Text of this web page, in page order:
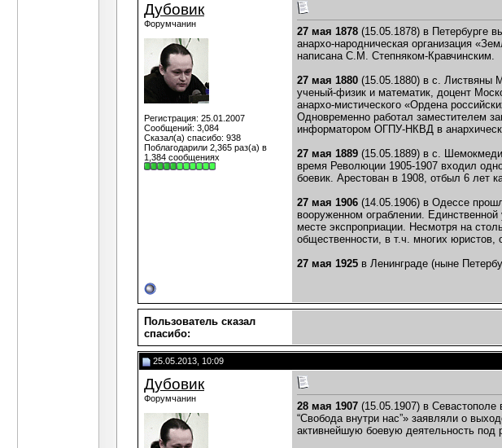
Дубовик
Форумчанин
Регистрация: 25.01.2007
Сообщений: 3,084
Сказал(а) спасибо: 938
Поблагодарили 2,365 раз(а) в
1,384 сообщениях
27 мая 1878 (15.05.1878) в Петербурге
анархо-народническая организация
написана С.М. Степняком-Кравчинским.
27 мая 1880 (15.05.1880) в с. Листвяны
ученый-физик и математик, доцент
анархо-мистического «Ордена
Одновременно работал заместителем
информатором ОГПУ-НКВД в
27 мая 1889 (15.05.1889) в с.
время Революции 1905-1907 входил
боевик. Арестован в 1908, отбыл 6 лет
27 мая 1906 (14.05.1906) в Одессе
вооруженном ограблении.
месте экспроприации. Несмотря на
общественности, в т.ч. многих
27 мая 1925 в Ленинграде (ныне
Пользователь сказал
cпасибо:
25.05.2013, 10:09
Дубовик
Форумчанин
28 мая 1907 (15.05.1907) в
“Свобода внутри нас”» заявляли о
активнейшую боевую деятельность